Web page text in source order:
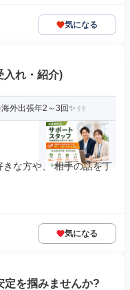
気になる
入れ・紹介)
外出張年2～3回✨
な方や、 相手の話を丁
気になる
定を掴みませんか?